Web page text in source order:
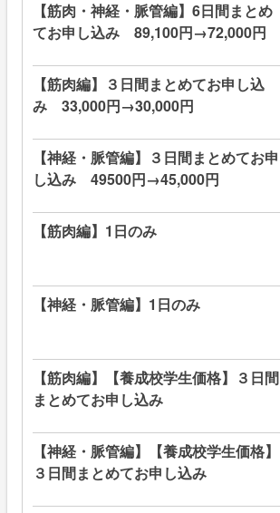
【筋肉・神経・脈管編】6日間まとめ
てお申し込み 89,100円→72,000円
【筋肉編】３日間まとめてお申し込
み 33,000円→30,000円
【神経・脈管編】３日間まとめてお申
し込み 49500円→45,000円
【筋肉編】1日のみ
【神経・脈管編】1日のみ
【筋肉編】【養成校学生価格】３日間
まとめてお申し込み
【神経・脈管編】【養成校学生価格】
３日間まとめてお申し込み